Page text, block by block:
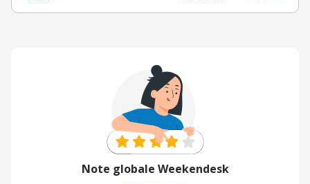
Note globale Weekendesk